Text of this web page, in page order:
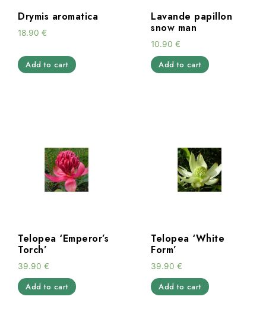
Drymis aromatica
18.90 €
Add to cart
Lavande papillon
snow man
10.90 €
Add to cart
Telopea ‘Emperor’s
Torch’
39.90 €
Add to cart
Telopea ‘White
Form’
39.90 €
Add to cart